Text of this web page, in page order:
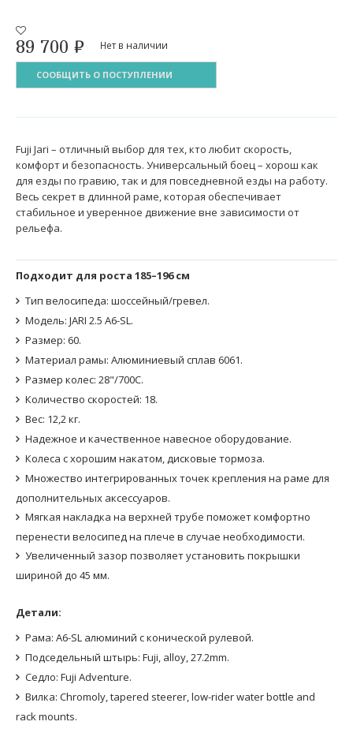
89 700 ₽ Нет в наличии
СООБЩИТЬ О ПОСТУПЛЕНИИ
Fuji Jari – отличный выбор для тех, кто любит скорость,
комфорт и безопасность. Универсальный боец – хорош как
для езды по гравию, так и для повседневной езды на работу.
Весь секрет в длинной раме, которая обеспечивает
стабильное и уверенное движение вне зависимости от
рельефа.
Подходит для роста 185–196 см
Тип велосипеда: шоссейный/гревел.
Модель: JARI 2.5 A6-SL.
Размер: 60.
Материал рамы: Алюминиевый сплав 6061.
Размер колес: 28"/700C.
Количество скоростей: 18.
Вес: 12,2 кг.
Надежное и качественное навесное оборудование.
Колеса с хорошим накатом, дисковые тормоза.
Множество интегрированных точек крепления на раме для
дополнительных аксессуаров.
Мягкая накладка на верхней трубе поможет комфортно
перенести велосипед на плече в случае необходимости.
Увеличенный зазор позволяет установить покрышки
шириной до 45 мм.
Детали:
Рама: A6-SL алюминий с конической рулевой.
Подседельный штырь: Fuji, alloy, 27.2mm.
Седло: Fuji Adventure.
Вилка: Chromoly, tapered steerer, low-rider water bottle and
rack mounts.